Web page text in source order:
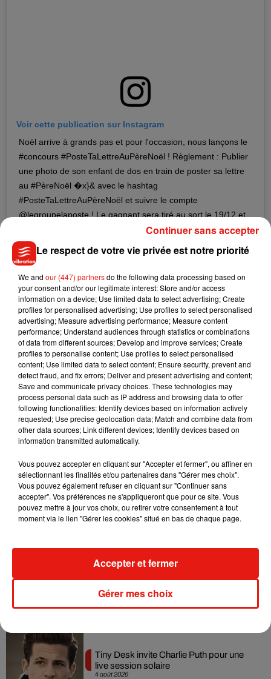
Voir cette publication sur Instagram
Noël arrive à grands pas et pour l'occasion, nous lançons le
#concours #PosteTaLettreAuPèreNoël ! Règlement : Publier
une photo de son enfant de dos en train de poster sa lettre
au #PèreNoël �x}& avec le hashtag
#PosteTaLettreAuPèreNoël et suivre le compte
@legroupelaposte ! Le gagnant sera tiré au sort le 19/12 et
remportera une planche de timbres avec sa photo ainsi
qu'un #drone ! Bonne chance à tous ! �xÉ �xÈ
Une publication partagée par
Bonne nouvelle pour notre environnement !
On aura bientôt un nouveauparc nationalen France ! Il y en a
10 pour le moment, un onzième doit voir le jour bientôt…
entre la Bourgogne et la Champagne !
C’estle plateau de Langres, et la bonne nouvelle c’est que du
coup ça va devenir une réserve protégée de tout ! Du coup,
les hêtres et les chênes centenaires ne seront pas abîmés,
ils ne risquent pas d’être coupés !
Certains animaux quasi disparus sont aussi protégés dans
ce parc, comme le chat sauvage et la cigogne noire. Dernière
fonctionnement du parc.
5 août 2026
4 août 2026
Tiny Desk invite Charlie Puth pour une
live session solaire
Le respect de votre vie privée est notre priorité
We and our (447) partnersdo the following data processing based on
your consent and/or our legitimate interest: Store and/or access
information on a device; Use limited data to select advertising; Create
profiles for personalised advertising; Use profiles to select personalised
advertising; Measure advertising performance; Measure content
performance; Understand audiences through statistics or combinations
of data from different sources; Develop and improve services; Create
profiles to personalise content; Use profiles to select personalised
content; Use limited data to select content; Ensure security, prevent and
detect fraud, and fix errors; Deliver and present advertising and content;
Save and communicate privacy choices. These technologies may
process personal data such as IP address and browsing data to offer
following functionalities: Identify devices based on information actively
requested; Use precise geolocation data; Match and combine data from
other data sources; Link different devices; Identify devices based on
information transmitted automatically.
Vous pouvez accepter en cliquant sur "Accepter et fermer", ou affiner en
sélectionnant les finalités et/ou partenaires dans "Gérer mes choix".
Vous pouvez également refuser en cliquant sur "Continuer sans
accepter". Vos préférences ne s'appliqueront que pour ce site. Vous
pouvez mettre à jour vos choix, ou retirer votre consentement à tout
moment via le lien "Gérer les cookies" situé en bas de chaque page.
Gérer mes choix
Accepter et fermer
Continuer sans accepter